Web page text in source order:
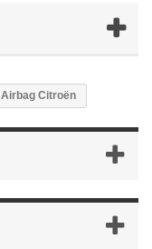
Airbag Citroën